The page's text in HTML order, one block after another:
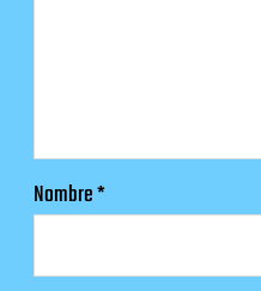
Nombre*